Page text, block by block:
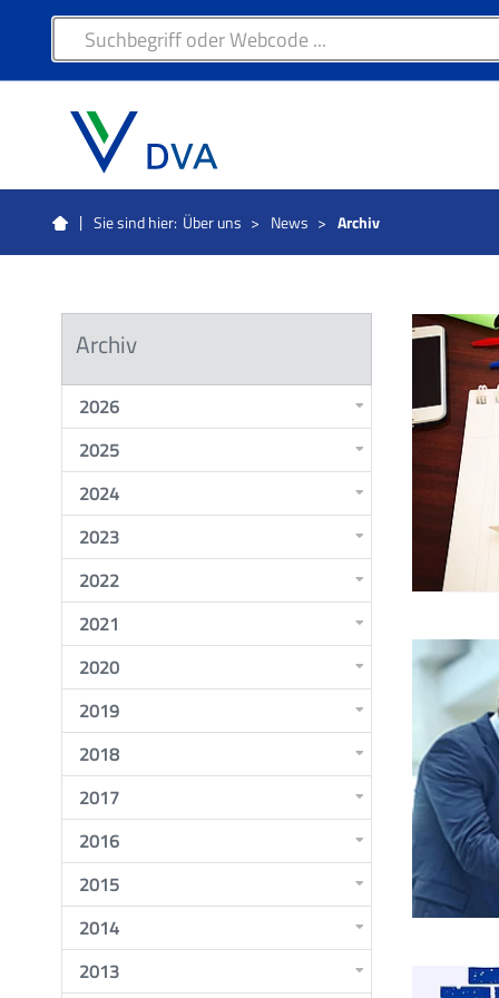
Sie sind hier: Über uns > News > Archiv
Archiv
2026
2025
2024
2023
2022
2021
2020
2019
2018
2017
2016
2015
2014
2013